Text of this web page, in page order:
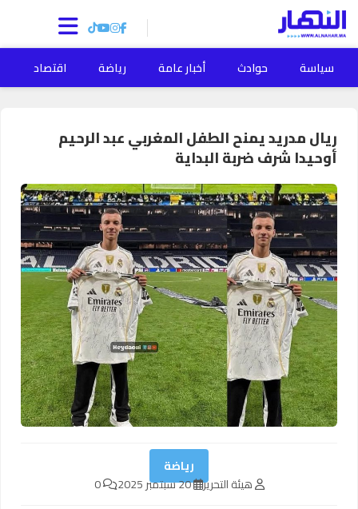
سياسة حوادث أخبار عامة رياضة اقتصاد
ريال مدريد يمنح الطفل المغربي عبد الرحيم
أوحيدا شرف ضربة البداية
رياضة
هيئة التحرير 20 سبتمبر 2025 0